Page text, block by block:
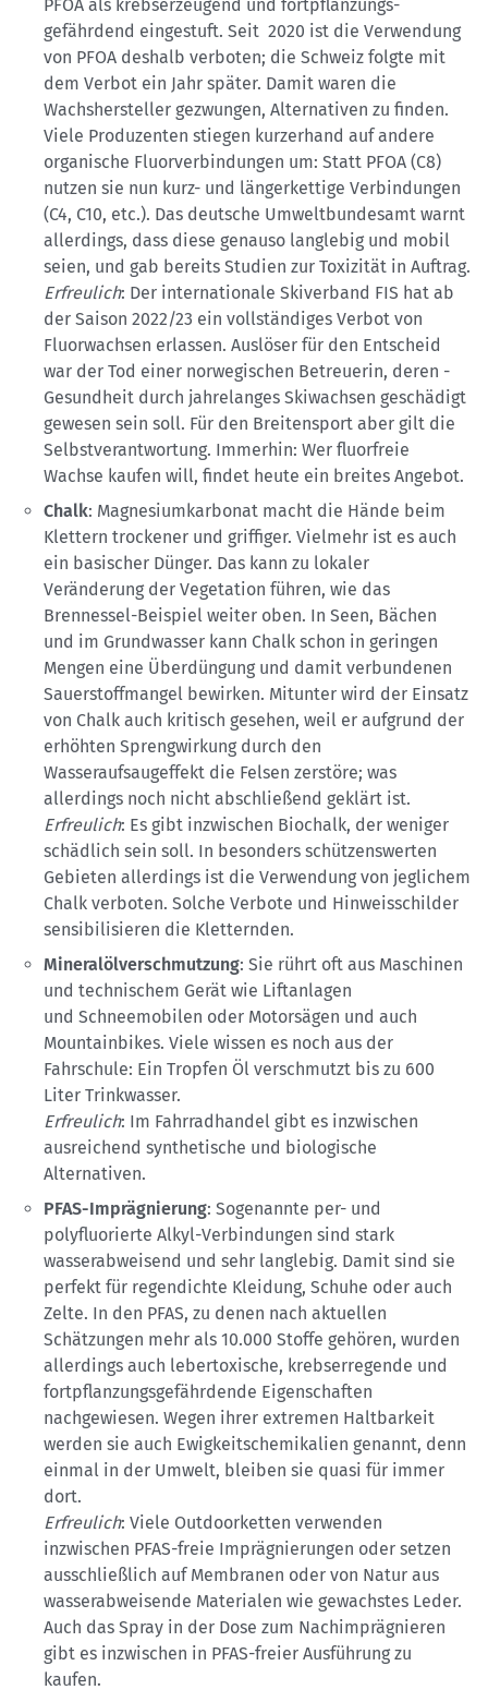
PFOA als krebserzeugend und fortpflanzungs­
gefährdend eingestuft. Seit 2020 ist die Verwendung
von PFOA deshalb verboten; die Schweiz folgte mit
dem Verbot ein Jahr später. Damit waren die
Wachshersteller gezwungen, Alternativen zu finden.
Viele Produzenten stiegen kurzerhand auf andere
organische Fluorver­bindungen um: Statt PFOA (C8)
nutzen sie nun kurz- und längerkettige Verbindungen
(C4, C10, etc.). Das deutsche Umweltbundesamt warnt
allerdings, dass diese genauso langlebig und mobil
seien, und gab bereits Studien zur ­Toxizität in Auftrag.
Erfreulich: Der internationale Skiverband FIS hat ab
der Saison 2022/23 ein vollständiges Verbot von
Fluorwachsen erlassen. Auslöser für den Entscheid
war der Tod einer nor­wegischen Betreuerin, deren ­
Gesundheit durch jahrelanges ­Skiwachsen geschädigt
gewesen sein soll. Für den Breitensport aber gilt die
Selbstverantwortung. Immerhin: Wer fluorfreie
Wachse kaufen will, ­findet heute ein breites Angebot.
Chalk: Magnesiumkarbonat macht die Hände beim
Klettern trockener und griffiger. Vielmehr ist es auch
ein basischer Dünger. Das kann zu lokaler
Veränderung der Vegetation führen, wie das
Brennessel-Beispiel weiter oben. In Seen, Bächen
und im Grundwasser kann Chalk schon in geringen
Mengen eine Überdüngung und damit verbundenen
Sauerstoffmangel bewirken. Mitunter wird der Einsatz
von Chalk auch kritisch gesehen, weil er aufgrund der
erhöhten Sprengwirkung durch den
Wasseraufsaugeffekt die Felsen zerstöre; was
allerdings noch nicht abschließend geklärt ist.
Erfreulich: Es gibt inzwischen Biochalk, der weniger
schädlich sein soll. In besonders schützenswerten
Gebieten allerdings ist die Verwendung von jeglichem
Chalk verboten. Solche Verbote und Hinweisschilder
sensibilisieren die Kletternden.
Mineralölverschmutzung: Sie rührt oft aus Maschinen
und technischem Gerät wie Liftanlagen
und Schneemobilen oder Motorsägen und auch
Mountainbikes. Viele wissen es noch aus der
Fahrschule: Ein Tropfen Öl verschmutzt bis zu 600
Liter Trinkwasser.
Erfreulich: Im Fahrradhandel gibt es inzwischen
ausreichend synthetische und biologische
Alternativen.
PFAS-Imprägnierung: Sogenannte per- und
polyfluorierte Alkyl-Verbindungen sind stark
wasserabweisend und sehr langlebig. Damit sind sie
perfekt für regendichte Kleidung, Schuhe oder auch
Zelte. In den PFAS, zu denen nach aktuellen
Schätzungen mehr als 10.000 Stoffe gehören, wurden
allerdings auch lebertoxische, krebserregende und
fortpflanzungsgefährdende Eigenschaften
nachgewiesen. Wegen ihrer extremen Haltbarkeit
werden sie auch Ewigkeitschemikalien genannt, denn
einmal in der Umwelt, bleiben sie quasi für immer
dort.
Erfreulich: Viele Outdoorketten verwenden
inzwischen PFAS-freie Imprägnierungen oder setzen
ausschließlich auf Membranen oder von Natur aus
wasserabweisende Materialen wie gewachstes Leder.
Auch das Spray in der Dose zum Nachimprägnieren
gibt es inzwischen in PFAS-freier Ausführung zu
kaufen.